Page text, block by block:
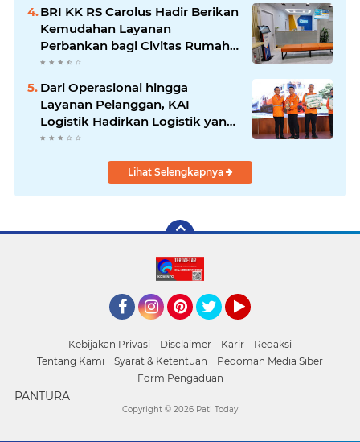
BRI KK RS Carolus Hadir Berikan
Kemudahan Layanan
Perbankan bagi Civitas Rumah
Sakit dan Masyarakat
Dari Operasional hingga
Layanan Pelanggan, KAI
Logistik Hadirkan Logistik yang
Lebih Ramah Lingkungan
Lihat Selengkapnya
Kebijakan Privasi Disclaimer Karir
Redaksi
Tentang Kami
Syarat & Ketentuan
Pedoman Media Siber
Form Pengaduan
PANTURA
Copyright © 2026 Pati Today